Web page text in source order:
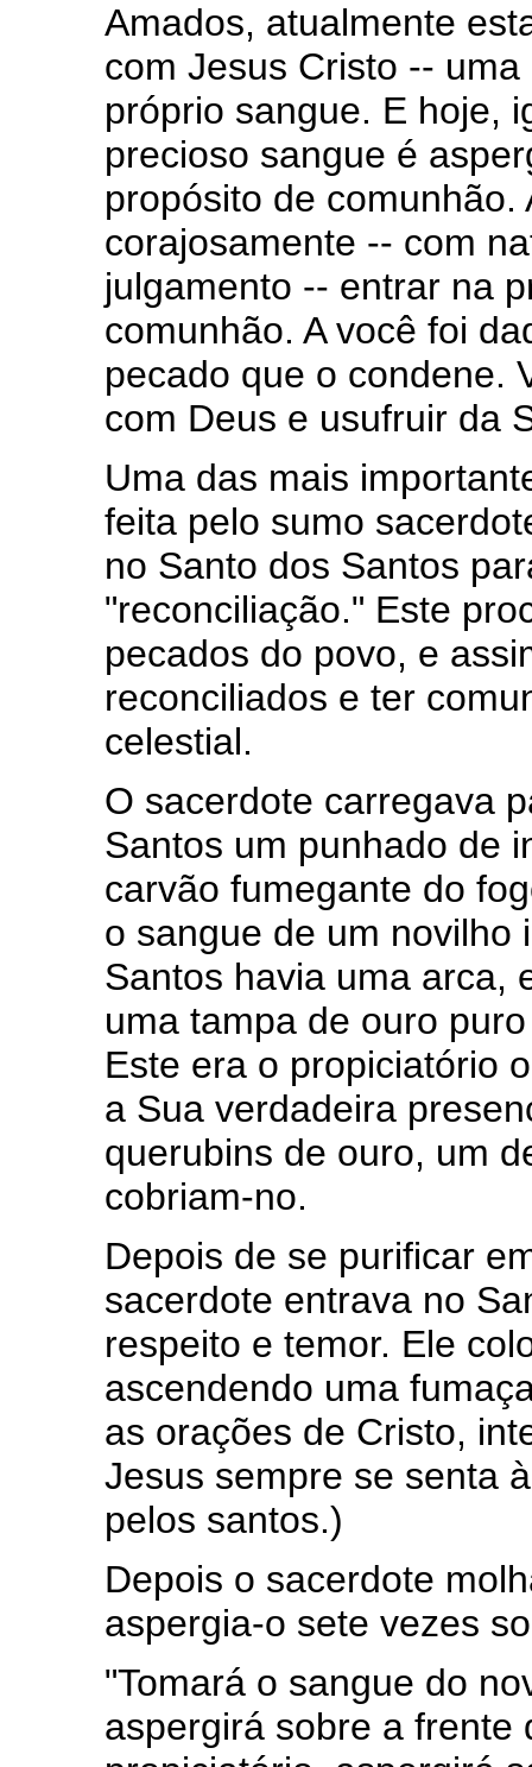
Amados, atualmente
com Jesus Cristo --
próprio sangue. E hoje,
precioso sangue é
propósito de
corajosamente -- com
julgamento -- entrar na
comunhão. A você foi
pecado que o condene.
com Deus e usufruir da
Uma das mais
feita pelo sumo
no Santo dos Santos
"reconciliação." Este
pecados do povo, e
reconciliados e ter
celestial.
O sacerdote carregava
Santos um punhado de
carvão fumegante do
o sangue de um novilho
Santos havia uma arca,
uma tampa de ouro
Este era o propiciatório
a Sua verdadeira
querubins de ouro, um
cobriam-no.
Depois de se purificar
sacerdote entrava no
respeito e temor. Ele
ascendendo uma
as orações de Cristo,
Jesus sempre se senta
pelos santos.)
Depois o sacerdote
aspergia-o sete vezes
"Tomará o sangue do
aspergirá sobre a frente